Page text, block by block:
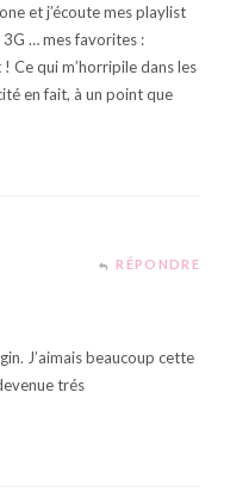
et j’écoute mes playlist
… mes favorites :
Ce qui m’horripile dans les
en fait, à un point que
RÉPONDRE
J’aimais beaucoup cette
trés